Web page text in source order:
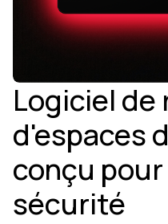
Logiciel
d'espaces
conçu
sécurité